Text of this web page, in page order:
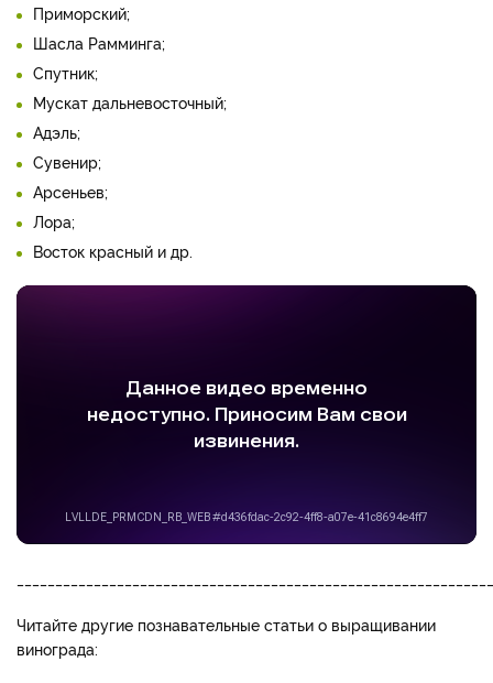
Приморский;
Шасла Рамминга;
Спутник;
Мускат дальневосточный;
Адэль;
Сувенир;
Арсеньев;
Лора;
Восток красный и др.
Читайте другие познавательные статьи о выращивании
винограда: